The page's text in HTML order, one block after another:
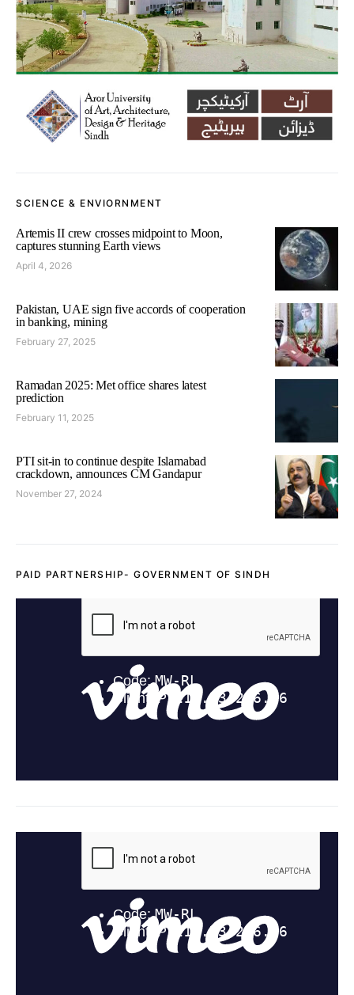
SCIENCE & ENVIORNMENT
Artemis II crew crosses midpoint to Moon,
captures stunning Earth views
April 4, 2026
Pakistan, UAE sign five accords of cooperation
in banking, mining
February 27, 2025
Ramadan 2025: Met office shares latest
prediction
February 11, 2025
PTI sit-in to continue despite Islamabad
crackdown, announces CM Gandapur
November 27, 2024
PAID PARTNERSHIP- GOVERNMENT OF SINDH